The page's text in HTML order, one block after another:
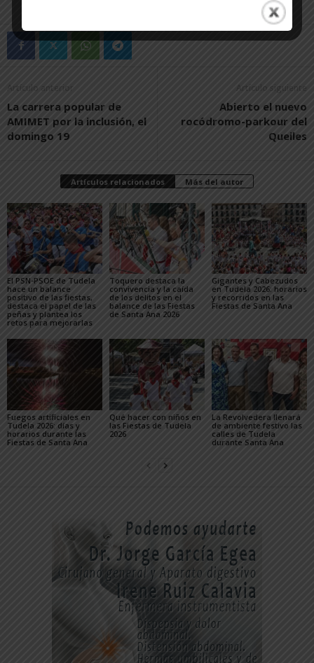
Artículo anterior
La carrera popular de
AMIMET por la inclusión, el
domingo 19
Artículo siguiente
Abierto el nuevo
rocódromo-parkour del
Queiles
Artículos relacionados Más del autor
El PSN-PSOE de Tudela
hace un balance
positivo de las fiestas,
destaca el papel de las
peñas y plantea los
retos para mejorarlas
Toquero destaca la
convivencia y la caída
de los delitos en el
balance de las Fiestas
de Santa Ana 2026
Gigantes y Cabezudos
en Tudela 2026: horarios
y recorridos en las
Fiestas de Santa Ana
Fuegos artificiales en
Tudela 2026: días y
horarios durante las
Fiestas de Santa Ana
Qué hacer con niños en
las Fiestas de Tudela
2026
La Revolvedera llenará
de ambiente festivo las
calles de Tudela
durante Santa Ana